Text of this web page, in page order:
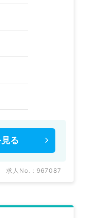
見る
求人No. : 967087